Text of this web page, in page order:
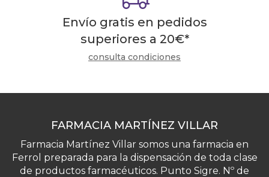
Envío gratis en pedidos
superiores a 20€*
consulta condiciones
FARMACIA MARTÍNEZ VILLAR
Farmacia Martínez Villar somos una farmacia en
Ferrol preparada para la dispensación de toda clase
de productos farmacéuticos. Punto Sigre. Nº de